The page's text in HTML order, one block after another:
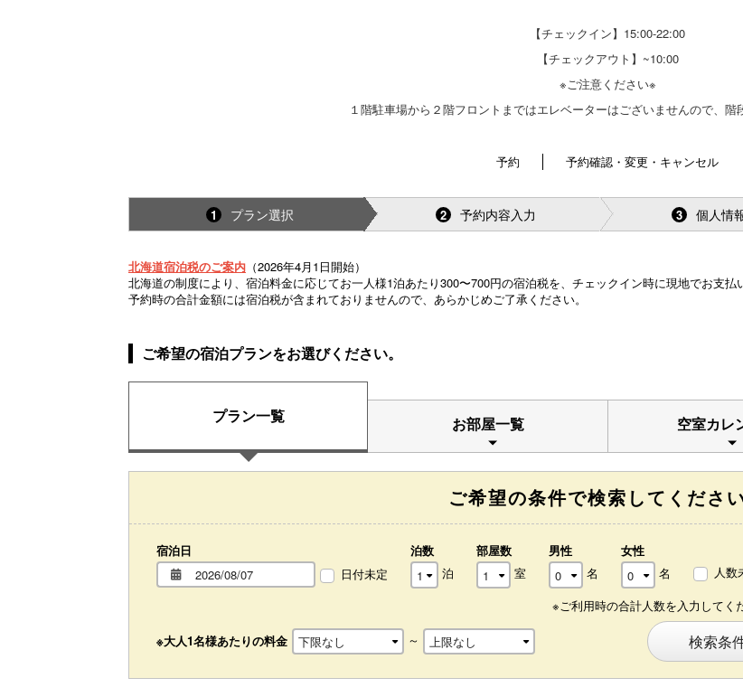
【チェックイン】15:00-22:00
【チェックアウト】~10:00
※ご注意ください※
１階駐車場から２階フロントまではエレベーターはございませんので、階
予約 予約確認・変更・キャンセル
1 プラン選択 2 予約内容入力 3 個人情
北海道宿泊税のご案内 （2026年4月1日開始）
北海道の制度により、宿泊料金に応じてお一人様1泊あたり300〜700円の宿泊税を、チェックイン時に現地でお支払
予約時の合計金額には宿泊税が含まれておりませんので、あらかじめご了承ください。
ご希望の宿泊プランをお選びください。
プラン一覧 お部屋一覧 空室カレ
ご希望の条件で検索してください
宿泊日
日付未定
泊数
泊
部屋数
室
男性
名
女性
名
人数
※ご利用時の合計人数を入力してく
※大人1名様あたりの料金 ～ 検索条